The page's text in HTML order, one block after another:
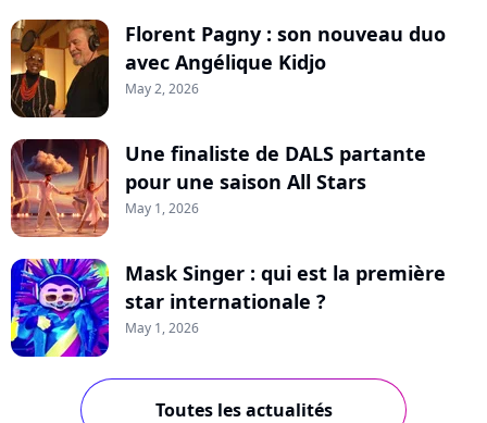
Florent Pagny : son nouveau duo
avec Angélique Kidjo
May 2, 2026
Une finaliste de DALS partante
pour une saison All Stars
May 1, 2026
Mask Singer : qui est la première
star internationale ?
May 1, 2026
Toutes les actualités